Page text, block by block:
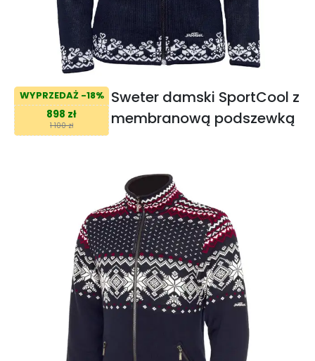
WYPRZEDAŻ -18%
898 zł
1 100 zł
Sweter damski SportCool z
membranową podszewką